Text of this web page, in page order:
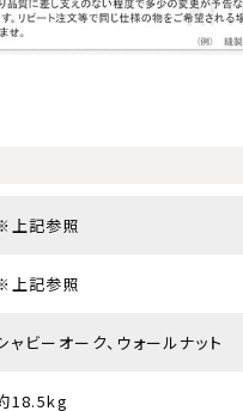
上記参照
上記参照
ャビーオーク、ウォールナット
18.5kg